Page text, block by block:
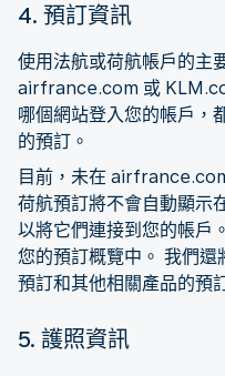
4. 預訂資訊
使用法航或荷航帳戶的主
airfrance.com 或
哪個網站登入您的帳戶，
的預訂。
目前，未在
荷航預訂將不會自動顯示
以將它們連接到您的帳戶
您的預訂概覽中。 我們
預訂和其他相關產品的預
5. 護照資訊